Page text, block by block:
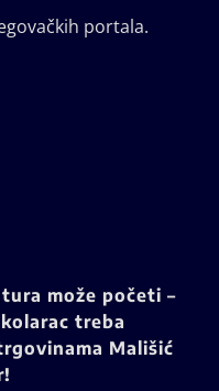
portala.
može početi –
treba
Mališić